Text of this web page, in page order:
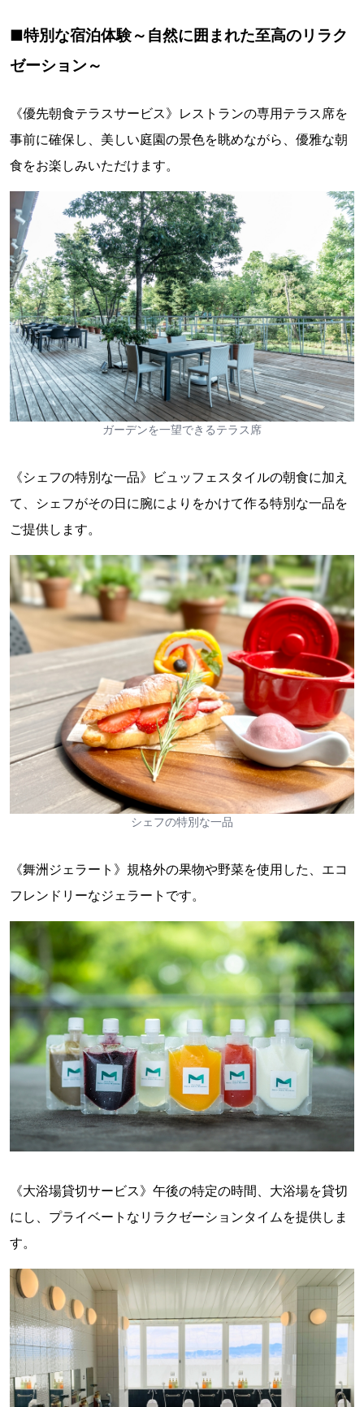
■特別な宿泊体験～自然に囲まれた至高のリラク
ゼーション～
《優先朝食テラスサービス》レストランの専用テラス席を
事前に確保し、美しい庭園の景色を眺めながら、優雅な朝
食をお楽しみいただけます。
ガーデンを一望できるテラス席
《シェフの特別な一品》ビュッフェスタイルの朝食に加え
て、シェフがその日に腕によりをかけて作る特別な一品を
ご提供します。
シェフの特別な一品
《舞洲ジェラート》規格外の果物や野菜を使用した、エコ
フレンドリーなジェラートです。
《大浴場貸切サービス》午後の特定の時間、大浴場を貸切
にし、プライベートなリラクゼーションタイムを提供しま
す。